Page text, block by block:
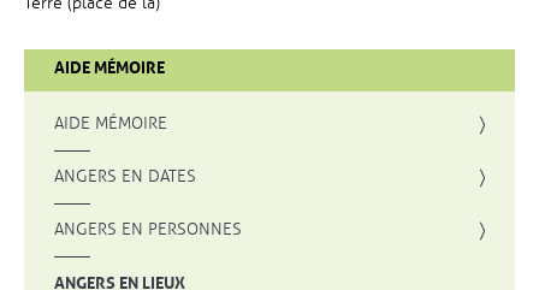
AIDE MÉMOIRE
AIDE MÉMOIRE
ANGERS EN DATES
ANGERS EN PERSONNES
ANGERS EN LIEUX